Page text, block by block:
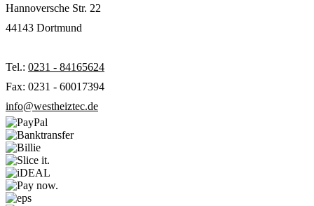
Hannoversche Str. 22
44143 Dortmund
Tel.: 0231 - 84165624
Fax: 0231 - 60017394
info@westheiztec.de